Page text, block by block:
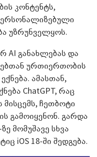
კონტენტს,
უზრუნველყოს.
AI განახლებას და
ურთიერთობის
ამასთან,
ChatGPT, რაც
ჩეთბოტი
გამოიყენონ. გარდა
მომუშავე სხვა
iOS 18-ში შედგება.